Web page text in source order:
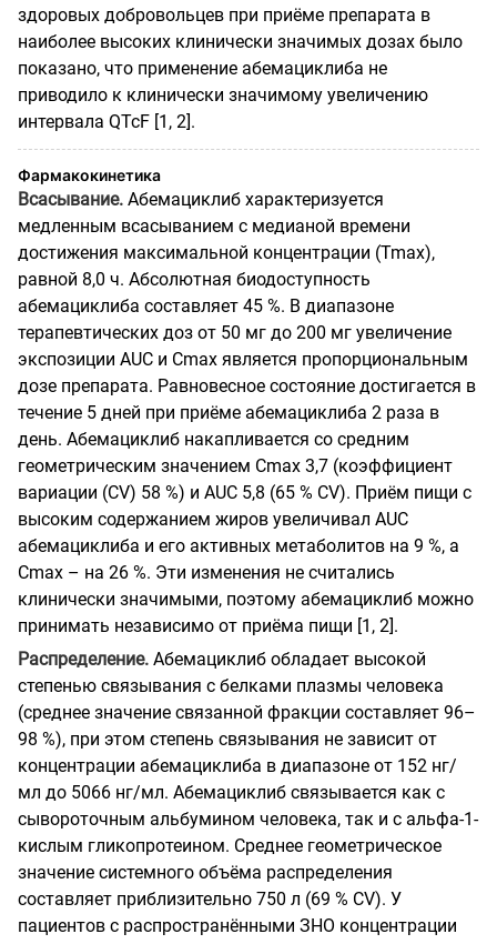
здоровых добровольцев при приёме препарата в
наиболее высоких клинически значимых дозах было
показано, что применение абемациклиба не
приводило к клинически значимому увеличению
интервала QTcF [1, 2].
Фармакокинетика
Всасывание. Абемациклиб характеризуется
медленным всасыванием с медианой времени
достижения максимальной концентрации (Tmax),
равной 8,0 ч. Абсолютная биодоступность
абемациклиба составляет 45 %. В диапазоне
терапевтических доз от 50 мг до 200 мг увеличение
экспозиции AUC и Cmax является пропорциональным
дозе препарата. Равновесное состояние достигается в
течение 5 дней при приёме абемациклиба 2 раза в
день. Абемациклиб накапливается со средним
геометрическим значением Cmax 3,7 (коэффициент
вариации (CV) 58 %) и AUC 5,8 (65 % CV). Приём пищи с
высоким содержанием жиров увеличивал AUC
абемациклиба и его активных метаболитов на 9 %, а
Cmax – на 26 %. Эти изменения не считались
клинически значимыми, поэтому абемациклиб можно
принимать независимо от приёма пищи [1, 2].
Распределение. Абемациклиб обладает высокой
степенью связывания с белками плазмы человека
(среднее значение связанной фракции составляет 96–
98 %), при этом степень связывания не зависит от
концентрации абемациклиба в диапазоне от 152 нг/
мл до 5066 нг/мл. Абемациклиб связывается как с
сывороточным альбумином человека, так и с альфа-1-
кислым гликопротеином. Среднее геометрическое
значение системного объёма распределения
составляет приблизительно 750 л (69 % CV). У
пациентов с распространёнными ЗНО концентрации